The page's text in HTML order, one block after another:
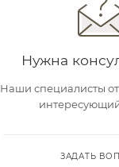
Нужна
Наши специалисты
ЗАДАТЬ